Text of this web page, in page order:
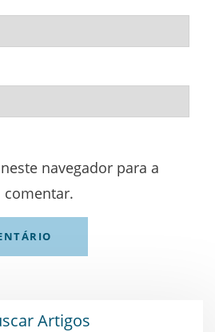
navegador para a
comentar.
Artigos